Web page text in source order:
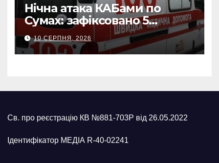
Нічна атака КАБами по
Сумах: зафіксовано 5
влучань, щонайменше
п’ятеро поранених
10 СЕРПНЯ, 2026
Св. про реєстрацію КВ №881-703Р від 26.05.2022
Ідентифікатор МЕДІА R-40-02241